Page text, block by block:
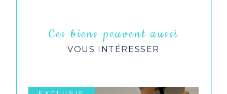
Ces biens peuvent aussi
VOUS INTÉRESSER